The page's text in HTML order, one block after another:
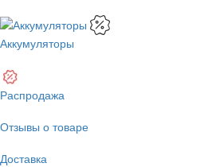
Аккумуляторы
Распродажа
Отзывы о товаре
Доставка